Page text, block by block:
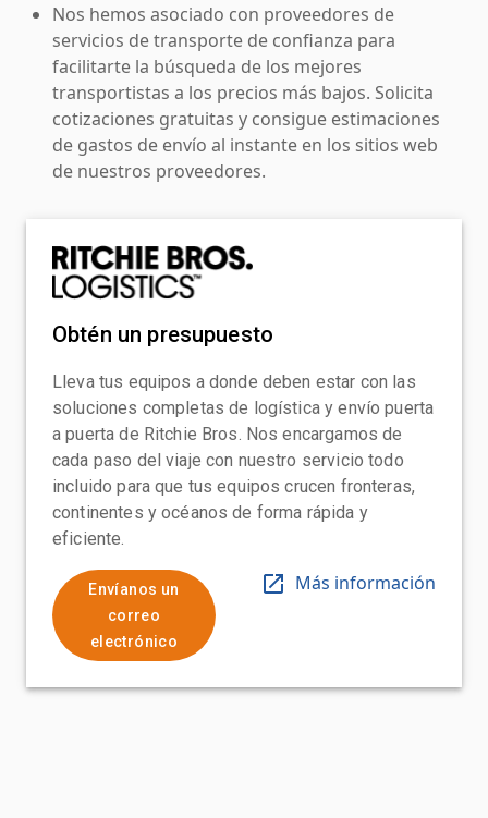
Nos hemos asociado con proveedores de
servicios de transporte de confianza para
facilitarte la búsqueda de los mejores
transportistas a los precios más bajos. Solicita
cotizaciones gratuitas y consigue estimaciones
de gastos de envío al instante en los sitios web
de nuestros proveedores.
Obtén un presupuesto
Lleva tus equipos a donde deben estar con las
soluciones completas de logística y envío puerta
a puerta de Ritchie Bros. Nos encargamos de
cada paso del viaje con nuestro servicio todo
incluido para que tus equipos crucen fronteras,
continentes y océanos de forma rápida y
eficiente.
Envíanos un
correo
electrónico
Más información